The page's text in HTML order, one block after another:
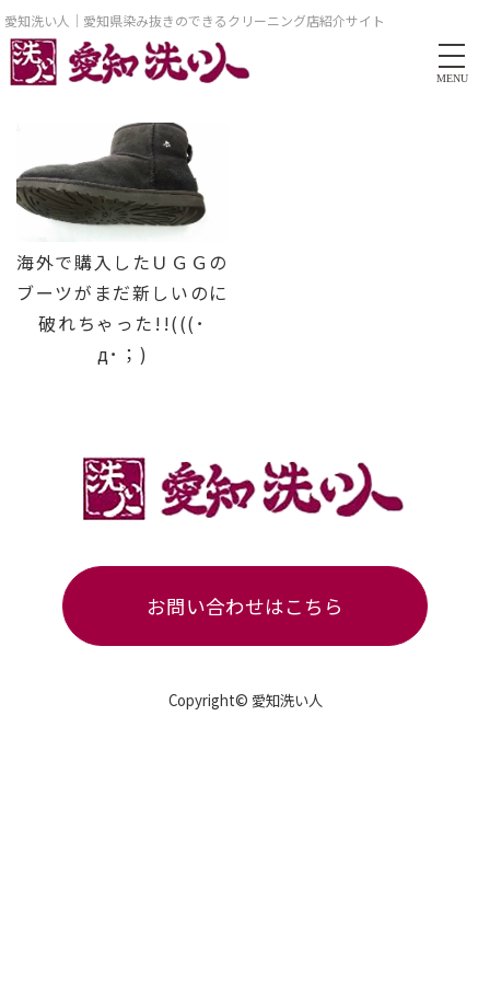
愛知洗い人｜愛知県染み抜きのできるクリーニング店紹介サイト
MENU
海外で購入したＵＧＧの
ブーツがまだ新しいのに
破れちゃった!!(((･
д･；)
お問い合わせはこちら
Copyright© 愛知洗い人